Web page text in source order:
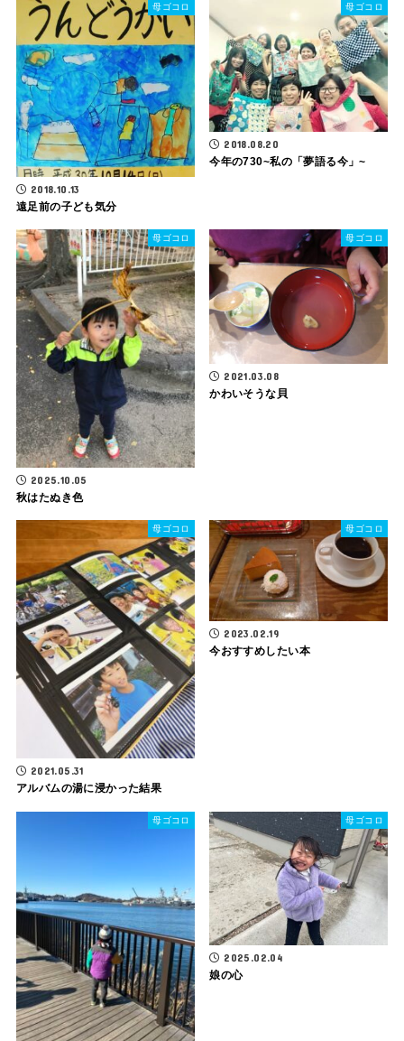
母ゴコロ
2018.10.13
遠足前の子ども気分
母ゴコロ
2018.08.20
今年の730~私の「夢語る今」~
母ゴコロ
2025.10.05
秋はたぬき色
母ゴコロ
2021.03.08
かわいそうな貝
母ゴコロ
2021.05.31
アルバムの湯に浸かった結果
母ゴコロ
2023.02.19
今おすすめしたい本
母ゴコロ 母ゴコロ
2025.02.04
娘の心